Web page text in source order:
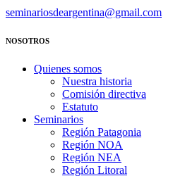
seminariosdeargentina@gmail.com
NOSOTROS
Quienes somos
Nuestra historia
Comisión directiva
Estatuto
Seminarios
Región Patagonia
Región NOA
Región NEA
Región Litoral